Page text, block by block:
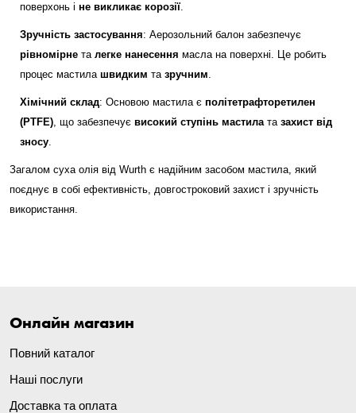
поверхонь і не викликає корозії.
Зручність застосування: Аерозольний балон забезпечує
рівномірне та легке нанесення масла на поверхні. Це робить
процес мастила швидким та зручним.
Хімічний склад: Основою мастила є політетрафторетилен
(PTFE), що забезпечує високий ступінь мастилата захист від
зносу.
Загалом суха олія від Wurth є надійним засобом мастила, який
поєднує в собі ефективність, довгостроковий захист і зручність
використання.
Онлайн магазин
Повний каталог
Наші послуги
Доставка та оплата